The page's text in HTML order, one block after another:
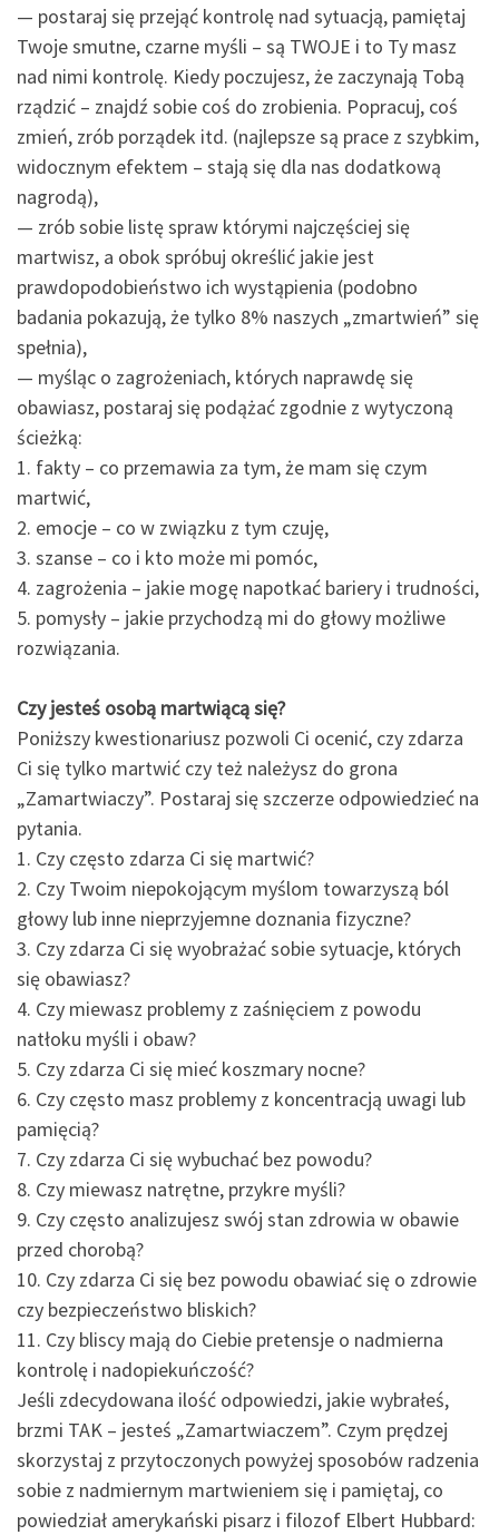
— postaraj się przejąć kontrolę nad sytuacją, pamiętaj
Twoje smutne, czarne myśli – są TWOJE i to Ty masz
nad nimi kontrolę. Kiedy poczujesz, że zaczynają Tobą
rządzić – znajdź sobie coś do zrobienia. Popracuj, coś
zmień, zrób porządek itd. (najlepsze są prace z szybkim,
widocznym efektem – stają się dla nas dodatkową
nagrodą),
— zrób sobie listę spraw którymi najczęściej się
martwisz, a obok spróbuj określić jakie jest
prawdopodobieństwo ich wystąpienia (podobno
badania pokazują, że tylko 8% naszych „zmartwień” się
spełnia),
— myśląc o zagrożeniach, których naprawdę się
obawiasz, postaraj się podążać zgodnie z wytyczoną
ścieżką:
1. fakty – co przemawia za tym, że mam się czym
martwić,
2. emocje – co w związku z tym czuję,
3. szanse – co i kto może mi pomóc,
4. zagrożenia – jakie mogę napotkać bariery i trudności,
5. pomysły – jakie przychodzą mi do głowy możliwe
rozwiązania.
Czy jesteś osobą martwiącą się?
Poniższy kwestionariusz pozwoli Ci ocenić, czy zdarza
Ci się tylko martwić czy też należysz do grona
„Zamartwiaczy”. Postaraj się szczerze odpowiedzieć na
pytania.
1. Czy często zdarza Ci się martwić?
2. Czy Twoim niepokojącym myślom towarzyszą ból
głowy lub inne nieprzyjemne doznania fizyczne?
3. Czy zdarza Ci się wyobrażać sobie sytuacje, których
się obawiasz?
4. Czy miewasz problemy z zaśnięciem z powodu
natłoku myśli i obaw?
5. Czy zdarza Ci się mieć koszmary nocne?
6. Czy często masz problemy z koncentracją uwagi lub
pamięcią?
7. Czy zdarza Ci się wybuchać bez powodu?
8. Czy miewasz natrętne, przykre myśli?
9. Czy często analizujesz swój stan zdrowia w obawie
przed chorobą?
10. Czy zdarza Ci się bez powodu obawiać się o zdrowie
czy bezpieczeństwo bliskich?
11. Czy bliscy mają do Ciebie pretensje o nadmierna
kontrolę i nadopiekuńczość?
Jeśli zdecydowana ilość odpowiedzi, jakie wybrałeś,
brzmi TAK – jesteś „Zamartwiaczem”. Czym prędzej
skorzystaj z przytoczonych powyżej sposobów radzenia
sobie z nadmiernym martwieniem się i pamiętaj, co
powiedział amerykański pisarz i filozof Elbert Hubbard: